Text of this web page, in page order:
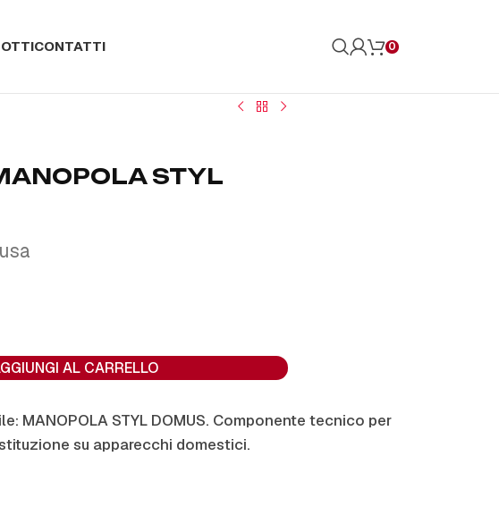
CONTATTI 0
STYL
AL CARRELLO
MANOPOLA STYL DOMUS. Componente tecnico per
su apparecchi domestici.